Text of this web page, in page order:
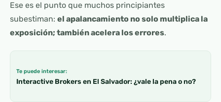
Ese es el punto que muchos principiantes
subestiman: el apalancamiento no solo multiplica la
exposición; también acelera los errores.
Te puede interesar:
Interactive Brokers en El Salvador: ¿vale la pena o no?